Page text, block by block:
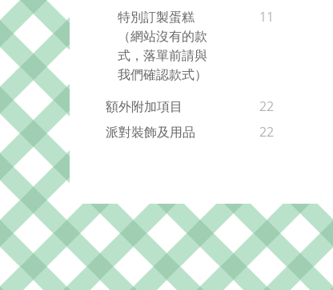
特別訂製蛋糕
（網站沒有的款
式，落單前請與
我們確認款式）
11
額外附加項目
22
派對裝飾及用品
22